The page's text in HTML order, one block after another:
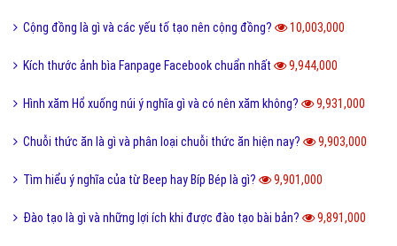
Cộng đồng là gì và các yếu tố tạo nên cộng đồng? 10,003,000
Kích thước ảnh bìa Fanpage Facebook chuẩn nhất 9,944,000
Hình xăm Hổ xuống núi ý nghĩa gì và có nên xăm không? 9,931,000
Chuỗi thức ăn là gì và phân loại chuỗi thức ăn hiện nay? 9,903,000
Tìm hiểu ý nghĩa của từ Beep hay Bíp Bép là gì? 9,901,000
Đào tạo là gì và những lợi ích khi được đào tạo bài bản? 9,891,000